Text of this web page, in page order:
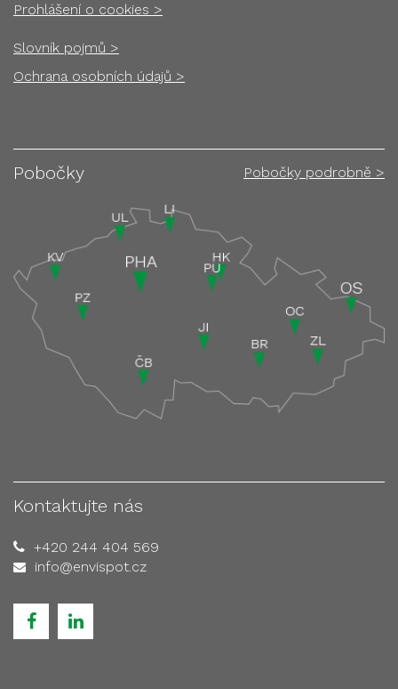
Prohlášení o cookies >
Slovník pojmů >
Ochrana osobních údajů >
Pobočky Pobočky podrobně >
Kontaktujte nás
+420 244 404 569
info@envispot.cz